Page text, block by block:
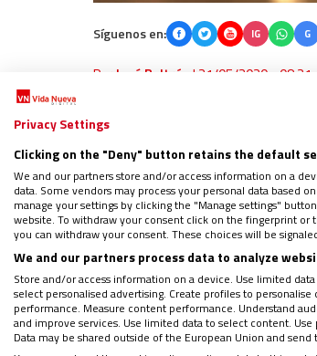
Síguenos en: IG G
Por José Beltrán | 21/05/2020 - 08:21
El presidente de la
concordia clase política
coronavirus por las protestas
alarma.
LEE Y DESCARGA:
Regístrate en el
Privacy Settings
Clicking on the "Deny" button retains the default
We and our partners store and/or access information on a
data. Some vendors may process your personal data based
manage your settings by clicking the "Manage settings"
website. To withdraw your consent click on the fingerprint
you can withdraw your consent. These choices will be
We and our partners process data to analyze
Store and/or access information on a device. Use limited
select personalised advertising. Create profiles to
performance. Measure content performance. Understand
and improve services. Use limited data to select content.
Data may be shared outside of the European Union and send